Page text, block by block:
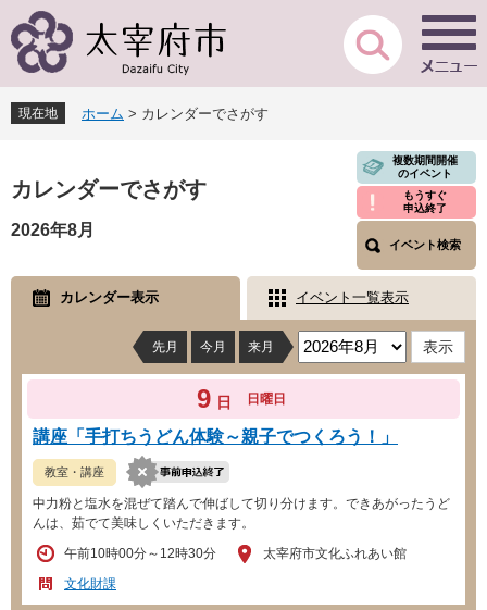
ー
先
頭
。
ニ
を
飛
て
文
現在地 ホーム > カレンダーでさがす
文
カレンダーでさがす
複数期間開催
のイベント
もうすぐ
申込終了
イベント検索
2026年8月
カレンダー表示 イベント一覧表示
先月 今月 来月
9 日 日曜日
講座「手打ちうどん体験～親子でつくろう！」
教室・講座
中力粉と塩水を混ぜて踏んで伸ばして切り分けます。できあがったうど
んは、茹でて美味しくいただきます。
午前10時00分～12時30分
太宰府市文化ふれあい館
文化財課